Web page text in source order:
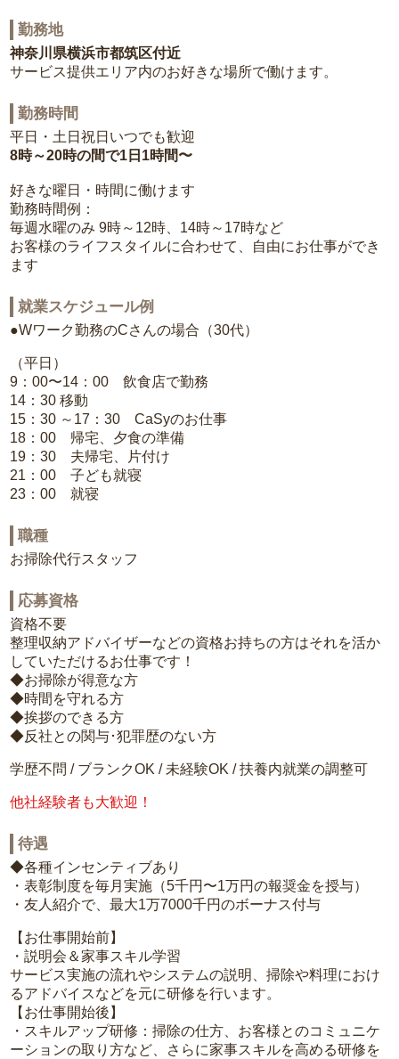
勤務地
神奈川県横浜市都筑区付近
サービス提供エリア内のお好きな場所で働けます。
勤務時間
平日・土日祝日いつでも歓迎
8時～20時の間で1日1時間〜
好きな曜日・時間に働けます
勤務時間例：
毎週水曜のみ 9時～12時、14時～17時など
お客様のライフスタイルに合わせて、自由にお仕事ができ
ます
就業スケジュール例
●Wワーク勤務のCさんの場合（30代）
（平日）
9：00〜14：00 飲食店で勤務
14：30 移動
15：30 ～17：30 CaSyのお仕事
18：00 帰宅、夕食の準備
19：30 夫帰宅、片付け
21：00 子ども就寝
23：00 就寝
職種
お掃除代行スタッフ
応募資格
資格不要
整理収納アドバイザーなどの資格お持ちの方はそれを活か
していただけるお仕事です！
◆お掃除が得意な方
◆時間を守れる方
◆挨拶のできる方
◆反社との関与･犯罪歴のない方
学歴不問 / ブランクOK / 未経験OK / 扶養内就業の調整可
他社経験者も大歓迎！
待遇
◆各種インセンティブあり
・表彰制度を毎月実施（5千円〜1万円の報奨金を授与）
・友人紹介で、最大1万7000千円のボーナス付与
【お仕事開始前】
・説明会＆家事スキル学習
サービス実施の流れやシステムの説明、掃除や料理におけ
るアドバイスなどを元に研修を行います。
【お仕事開始後】
・スキルアップ研修：掃除の仕方、お客様とのコミュニケ
ーションの取り方など、さらに家事スキルを高める研修を